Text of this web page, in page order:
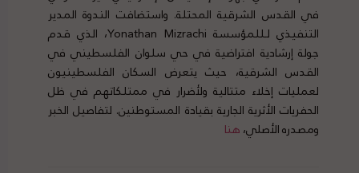
في القدس الشرقية المحتلة. واستضافت الندوة المدير
التنفيذي لـللمؤسسة Yonathan Mizrachi، الذي قدم
جولة إرشادية افتراضية في حي سلوان الفلسطيني في
القدس الشرقية، حيث يتعرض السكان الفلسطينيون
لعمليات إخلاء متتالية ولأضرار في ممتلكاتهم في ظل
الحفريات الأثرية الجارية بقيادة المستوطنين. لتفاصيل الخبر
ومصدره الأصلي،هنا